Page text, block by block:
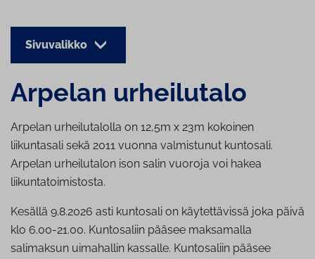
Sivuvalikko
Arpelan urheilutalo
Arpelan urheilutalolla on 12,5m x 23m kokoinen
liikuntasali sekä 2011 vuonna valmistunut kuntosali.
Arpelan urheilutalon ison salin vuoroja voi hakea
liikuntatoimistosta.
Kesällä 9.8.2026 asti kuntosali on käytettävissä joka päivä
klo 6.00-21.00. Kuntosaliin pääsee maksamalla
salimaksun uimahallin kassalle. Kuntosaliin pääsee